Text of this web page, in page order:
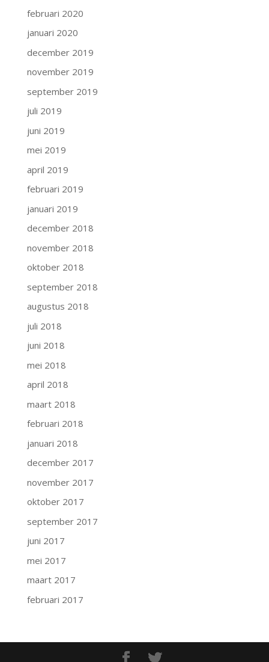
februari 2020
januari 2020
december 2019
november 2019
september 2019
juli 2019
juni 2019
mei 2019
april 2019
februari 2019
januari 2019
december 2018
november 2018
oktober 2018
september 2018
augustus 2018
juli 2018
juni 2018
mei 2018
april 2018
maart 2018
februari 2018
januari 2018
december 2017
november 2017
oktober 2017
september 2017
juni 2017
mei 2017
maart 2017
februari 2017